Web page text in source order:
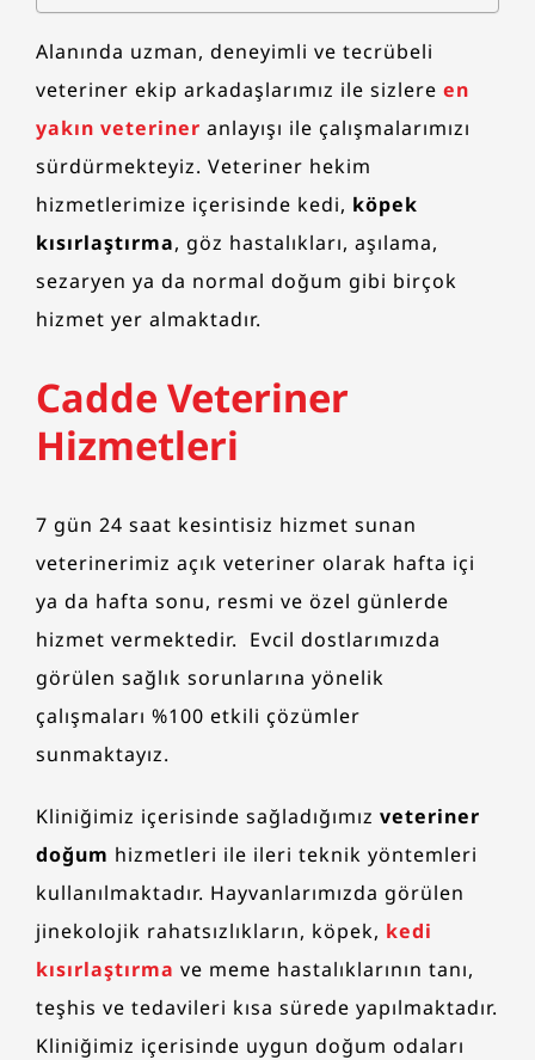
Alanında uzman, deneyimli ve tecrübeli
veteriner ekip arkadaşlarımız ile sizlere en
yakın veteriner anlayışı ile çalışmalarımızı
sürdürmekteyiz. Veteriner hekim
hizmetlerimize içerisinde kedi, köpek
kısırlaştırma, göz hastalıkları, aşılama,
sezaryen ya da normal doğum gibi birçok
hizmet yer almaktadır.
Cadde Veteriner
Hizmetleri
7 gün 24 saat kesintisiz hizmet sunan
veterinerimiz açık veteriner olarak hafta içi
ya da hafta sonu, resmi ve özel günlerde
hizmet vermektedir. Evcil dostlarımızda
görülen sağlık sorunlarına yönelik
çalışmaları %100 etkili çözümler
sunmaktayız.
Kliniğimiz içerisinde sağladığımız veteriner
doğum hizmetleri ile ileri teknik yöntemleri
kullanılmaktadır. Hayvanlarımızda görülen
jinekolojik rahatsızlıkların, köpek, kedi
kısırlaştırma ve meme hastalıklarının tanı,
teşhis ve tedavileri kısa sürede yapılmaktadır.
Kliniğimiz içerisinde uygun doğum odaları